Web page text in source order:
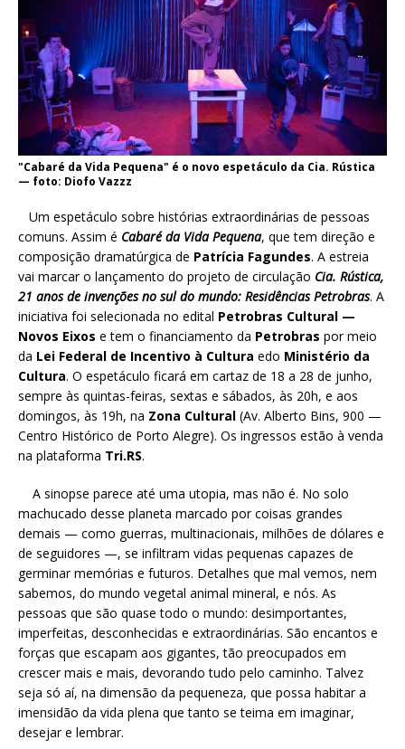
"Cabaré da Vida Pequena" é o novo espetáculo da Cia. Rústica
— foto: Diofo Vazzz
Um espetáculo sobre histórias extraordinárias de pessoas
comuns. Assim é Cabaré da Vida Pequena, que tem direção e
composição dramatúrgica de Patrícia Fagundes. A estreia
vai marcar o lançamento do projeto de circulação Cia. Rústica,
21 anos de invenções no sul do mundo: Residências Petrobras. A
iniciativa foi selecionada no edital Petrobras Cultural —
Novos Eixos e tem o financiamento da Petrobras por meio
da Lei Federal de Incentivo à Cultura edo Ministério da
Cultura. O espetáculo ficará em cartaz de 18 a 28 de junho,
sempre às quintas-feiras, sextas e sábados, às 20h, e aos
domingos, às 19h, na Zona Cultural (Av. Alberto Bins, 900 —
Centro Histórico de Porto Alegre). Os ingressos estão à venda
na plataforma Tri.RS.
A sinopse parece até uma utopia, mas não é. No solo
machucado desse planeta marcado por coisas grandes
demais — como guerras, multinacionais, milhões de dólares e
de seguidores —, se infiltram vidas pequenas capazes de
germinar memórias e futuros. Detalhes que mal vemos, nem
sabemos, do mundo vegetal animal mineral, e nós. As
pessoas que são quase todo o mundo: desimportantes,
imperfeitas, desconhecidas e extraordinárias. São encantos e
forças que escapam aos gigantes, tão preocupados em
crescer mais e mais, devorando tudo pelo caminho. Talvez
seja só aí, na dimensão da pequeneza, que possa habitar a
imensidão da vida plena que tanto se teima em imaginar,
desejar e lembrar.